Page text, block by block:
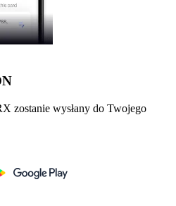
zostanie wysłany do Twojego